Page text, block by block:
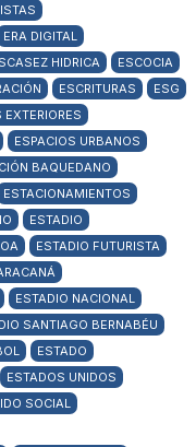
ERA DIGITAL
HIDRICA
ESCOCIA
ESCRITURAS
ESG
EXTERIORES
ESPACIOS URBANOS
BAQUEDANO
ESTACIONAMIENTOS
ESTADIO
ESTADIO FUTURISTA
ESTADIO NACIONAL
SANTIAGO BERNABÉU
ESTADO
ESTADOS UNIDOS
SOCIAL